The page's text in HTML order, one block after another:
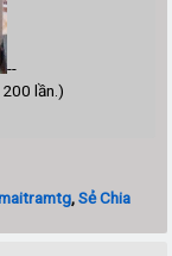
--
lần.)
,Sẻ Chia